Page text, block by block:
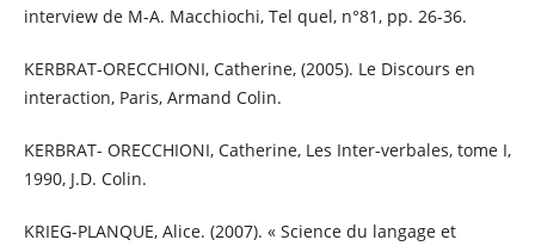
interview de M-A. Macchiochi, Tel quel, n°81, pp. 26-36.
KERBRAT-ORECCHIONI, Catherine, (2005). Le Discours en
interaction, Paris, Armand Colin.
KERBRAT- ORECCHIONI, Catherine, Les Inter-verbales, tome I,
1990, J.D. Colin.
KRIEG-PLANQUE, Alice. (2007). « Science du langage et